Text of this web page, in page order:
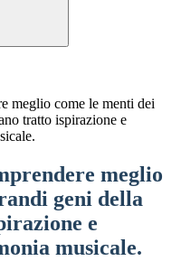
meglio come le menti dei
tratto ispirazione e
meglio
geni della
e
musicale.